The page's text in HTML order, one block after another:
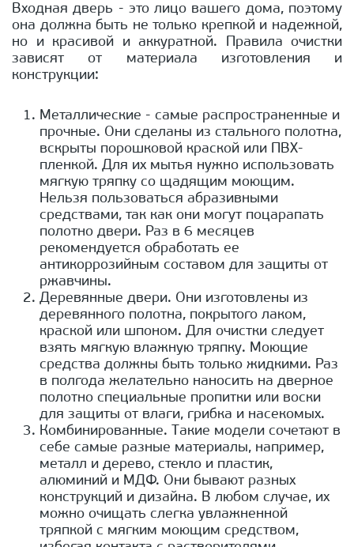
Входная дверь - это лицо вашего дома, поэтому
она должна быть не только крепкой и надежной,
но и красивой и аккуратной. Правила очистки
зависят от материала изготовления и
конструкции:
Металлические - самые распространенные и
прочные. Они сделаны из стального полотна,
вскрыты порошковой краской или ПВХ-
пленкой. Для их мытья нужно использовать
мягкую тряпку со щадящим моющим.
Нельзя пользоваться абразивными
средствами, так как они могут поцарапать
полотно двери. Раз в 6 месяцев
рекомендуется обработать ее
антикоррозийным составом для защиты от
ржавчины.
Деревянные двери. Они изготовлены из
деревянного полотна, покрытого лаком,
краской или шпоном. Для очистки следует
взять мягкую влажную тряпку. Моющие
средства должны быть только жидкими. Раз
в полгода желательно наносить на дверное
полотно специальные пропитки или воски
для защиты от влаги, грибка и насекомых.
Комбинированные. Такие модели сочетают в
себе самые разные материалы, например,
металл и дерево, стекло и пластик,
алюминий и МДФ. Они бывают разных
конструкций и дизайна. В любом случае, их
можно очищать слегка увлажненной
тряпкой с мягким моющим средством,